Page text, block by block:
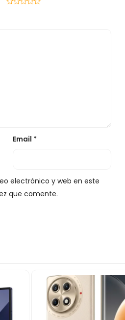
Email *
electrónico y web en este
que comente.